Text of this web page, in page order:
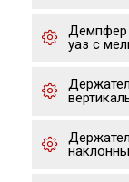
Демпфер
уаз с